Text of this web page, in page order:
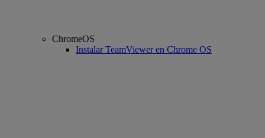
ChromeOS
Instalar TeamViewer en Chrome OS